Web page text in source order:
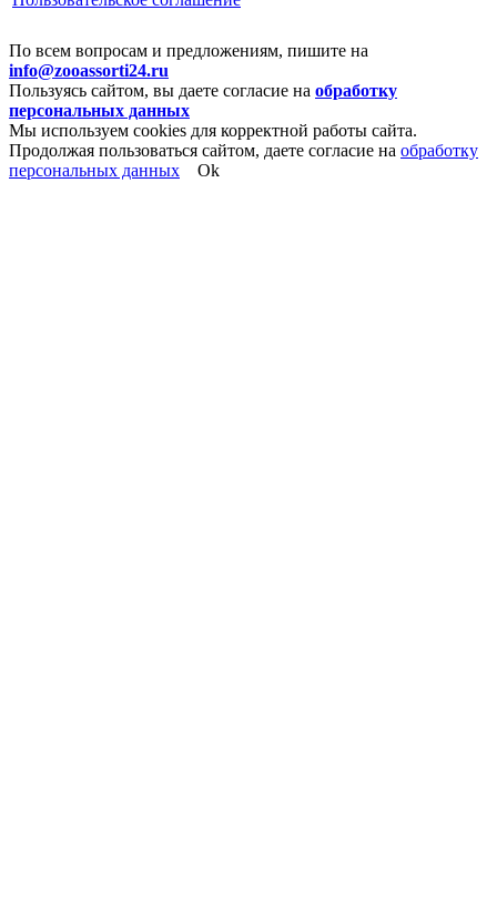
По всем вопросам и предложениям, пишите на
info@zooassorti24.ru
Пользуясь сайтом, вы даете согласие на обработку
персональных данных
Мы используем cookies для корректной работы сайта.
Продолжая пользоваться сайтом, даете согласие на обработку
персональных данных
Ok